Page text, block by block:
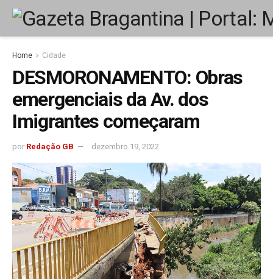
Home Cidade
DESMORONAMENTO: Obras
emergenciais da Av. dos
Imigrantes começaram
por Redação GB dezembro 19, 2022